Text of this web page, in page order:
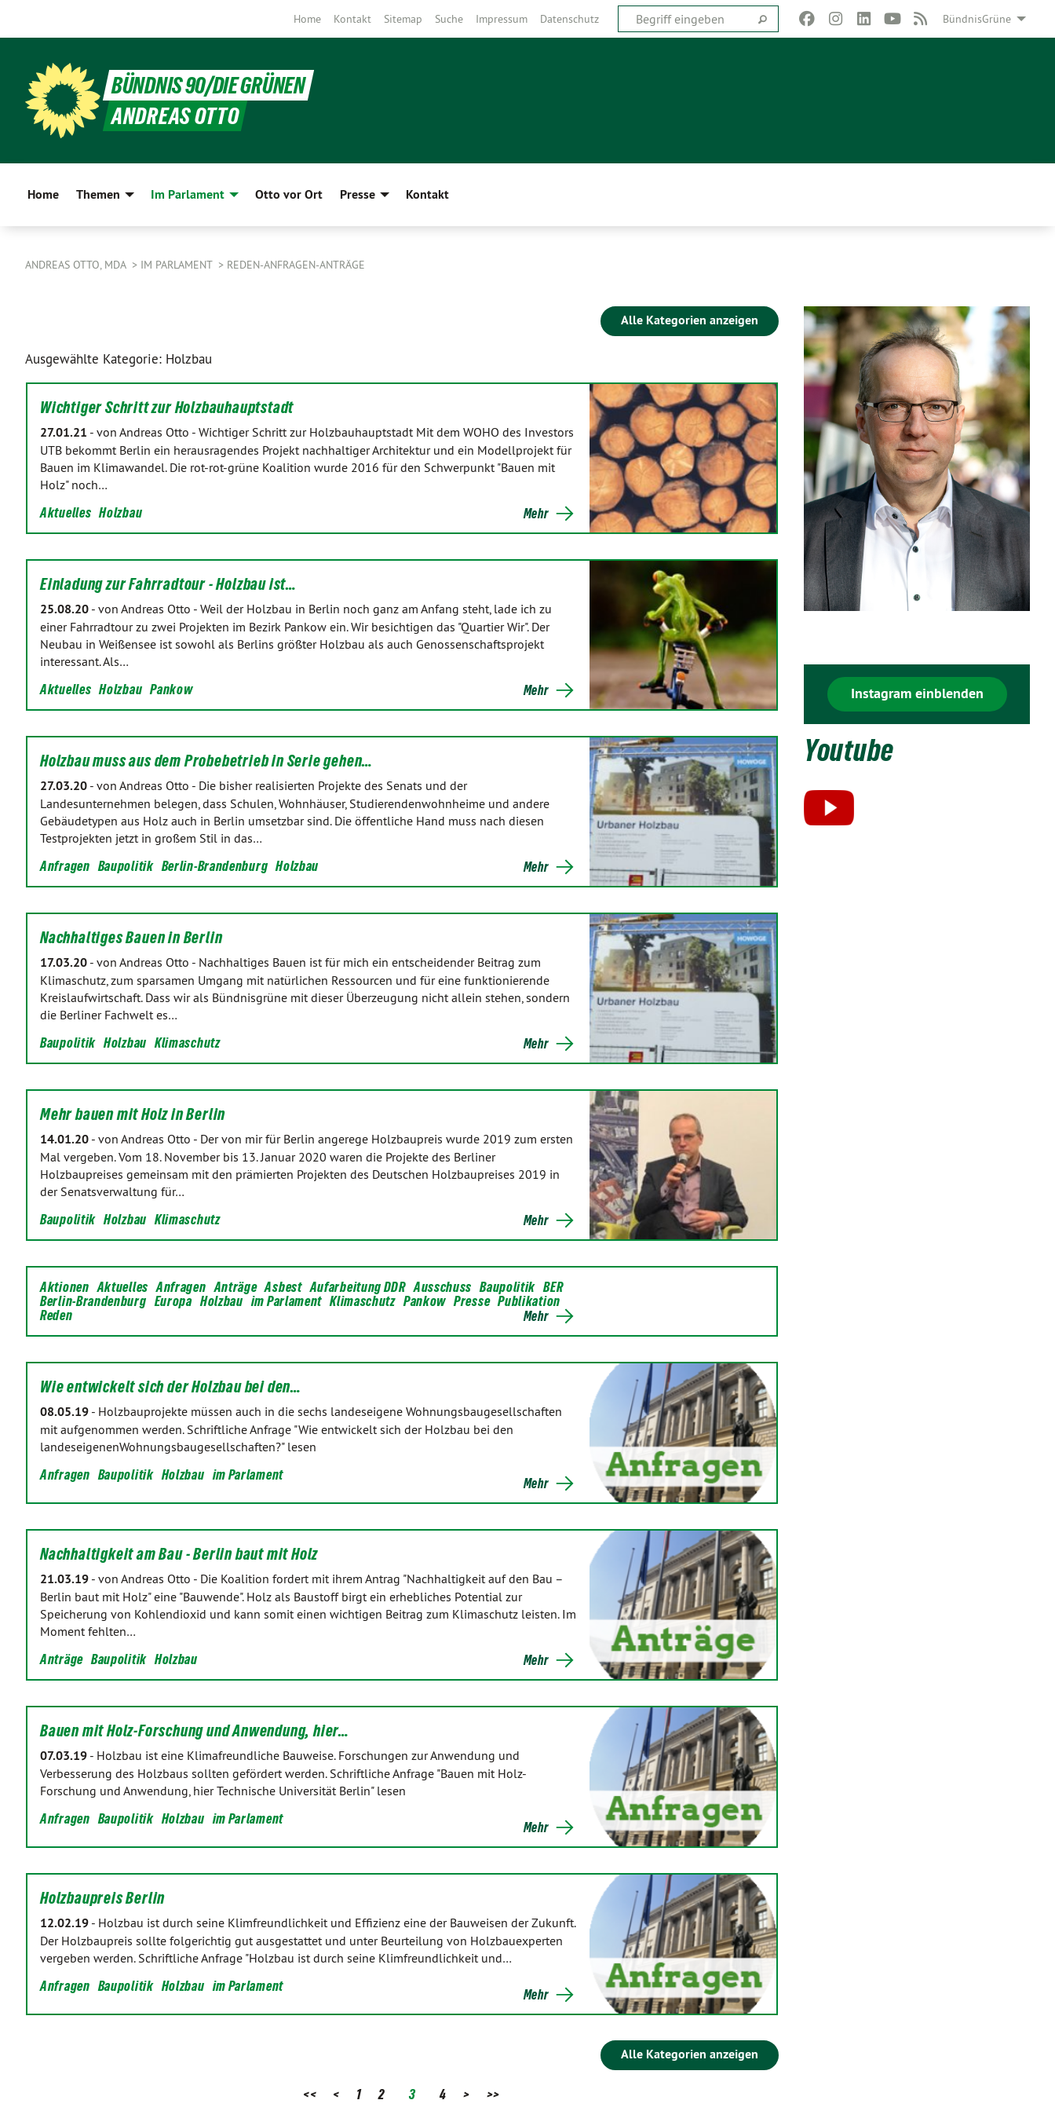
BündnisGrüne
Home Kontakt Sitemap Suche Impressum Datenschutz
BÜNDNIS 90/DIE GRÜNEN
ANDREAS OTTO
Home Themen Im Parlament Otto vor Ort Presse Kontakt
ANDREAS OTTO, MDA IM PARLAMENT REDEN-ANFRAGEN-ANTRÄGE
Alle Kategorien anzeigen
Ausgewählte Kategorie: Holzbau
Wichtiger Schritt zur Holzbauhauptstadt
27.01.21 - von Andreas Otto - Wichtiger Schritt zur Holzbauhauptstadt Mit dem WOHO des Investors
UTB bekommt Berlin ein herausragendes Projekt nachhaltiger Architektur und ein Modellprojekt für
Bauen im Klimawandel. Die rot-rot-grüne Koalition wurde 2016 für den Schwerpunkt "Bauen mit
Holz" noch…
Aktuelles Holzbau Mehr
Einladung zur Fahrradtour - Holzbau ist…
25.08.20 - von Andreas Otto - Weil der Holzbau in Berlin noch ganz am Anfang steht, lade ich zu
einer Fahrradtour zu zwei Projekten im Bezirk Pankow ein. Wir besichtigen das "Quartier Wir". Der
Neubau in Weißensee ist sowohl als Berlins größter Holzbau als auch Genossenschaftsprojekt
interessant. Als…
Aktuelles Holzbau Pankow Mehr
Holzbau muss aus dem Probebetrieb in Serie gehen…
27.03.20 - von Andreas Otto - Die bisher realisierten Projekte des Senats und der
Landesunternehmen belegen, dass Schulen, Wohnhäuser, Studierendenwohnheime und andere
Gebäudetypen aus Holz auch in Berlin umsetzbar sind. Die öffentliche Hand muss nach diesen
Testprojekten jetzt in großem Stil in das…
Anfragen Baupolitik Berlin-Brandenburg Holzbau Mehr
Nachhaltiges Bauen in Berlin
17.03.20 - von Andreas Otto - Nachhaltiges Bauen ist für mich ein entscheidender Beitrag zum
Klimaschutz, zum sparsamen Umgang mit natürlichen Ressourcen und für eine funktionierende
Kreislaufwirtschaft. Dass wir als Bündnisgrüne mit dieser Überzeugung nicht allein stehen, sondern
die Berliner Fachwelt es…
Baupolitik Holzbau Klimaschutz Mehr
Mehr bauen mit Holz in Berlin
14.01.20 - von Andreas Otto - Der von mir für Berlin angerege Holzbaupreis wurde 2019 zum ersten
Mal vergeben. Vom 18. November bis 13. Januar 2020 waren die Projekte des Berliner
Holzbaupreises gemeinsam mit den prämierten Projekten des Deutschen Holzbaupreises 2019 in
der Senatsverwaltung für…
Baupolitik Holzbau Klimaschutz Mehr
Aktionen Aktuelles Anfragen Anträge Asbest Aufarbeitung DDR Ausschuss Baupolitik BER
Berlin-Brandenburg Europa Holzbau im Parlament Klimaschutz Pankow Presse Publikation
Reden
Mehr
Wie entwickelt sich der Holzbau bei den…
08.05.19 - Holzbauprojekte müssen auch in die sechs landeseigene Wohnungsbaugesellschaften
mit aufgenommen werden. Schriftliche Anfrage "Wie entwickelt sich der Holzbau bei den
landeseigenenWohnungsbaugesellschaften?" lesen
Anfragen Baupolitik Holzbau im Parlament
Mehr
Nachhaltigkeit am Bau - Berlin baut mit Holz
21.03.19 - von Andreas Otto - Die Koalition fordert mit ihrem Antrag "Nachhaltigkeit auf den Bau –
Berlin baut mit Holz" eine "Bauwende". Holz als Baustoff birgt ein erhebliches Potential zur
Speicherung von Kohlendioxid und kann somit einen wichtigen Beitrag zum Klimaschutz leisten. Im
Moment fehlten…
Anträge Baupolitik Holzbau Mehr
Bauen mit Holz-Forschung und Anwendung, hier…
07.03.19 - Holzbau ist eine Klimafreundliche Bauweise. Forschungen zur Anwendung und
Verbesserung des Holzbaus sollten gefördert werden. Schriftliche Anfrage "Bauen mit Holz-
Forschung und Anwendung, hier Technische Universität Berlin" lesen
Anfragen Baupolitik Holzbau im Parlament
Mehr
Holzbaupreis Berlin
12.02.19 - Holzbau ist durch seine Klimfreundlichkeit und Effizienz eine der Bauweisen der Zukunft.
Der Holzbaupreis sollte folgerichtig gut ausgestattet und unter Beurteilung von Holzbauexperten
vergeben werden. Schriftliche Anfrage "Holzbau ist durch seine Klimfreundlichkeit und…
Anfragen Baupolitik Holzbau im Parlament
Mehr
Alle Kategorien anzeigen
<< < 1 2 3 4 > >>
Instagram einblenden
Youtube